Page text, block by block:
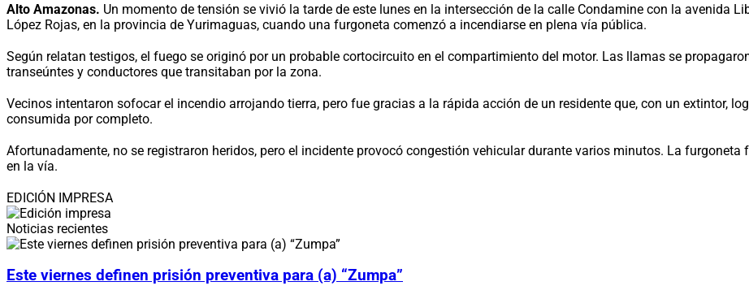
Alto Amazonas. Un momento de tensión se vivió la tarde de este lunes en la intersección de la calle Condamine con la avenida
López Rojas, en la provincia de Yurimaguas, cuando una furgoneta comenzó a incendiarse en plena vía pública.
Según relatan testigos, el fuego se originó por un probable cortocircuito en el compartimiento del motor. Las llamas se
transeúntes y conductores que transitaban por la zona.
Vecinos intentaron sofocar el incendio arrojando tierra, pero fue gracias a la rápida acción de un residente que, con un extintor,
consumida por completo.
Afortunadamente, no se registraron heridos, pero el incidente provocó congestión vehicular durante varios minutos. La
en la vía.
EDICIÓN IMPRESA
Noticias recientes
Este viernes definen prisión preventiva para (a) “Zumpa”